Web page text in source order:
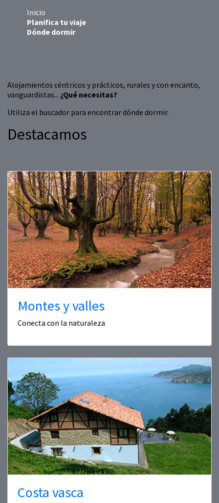
Inicio
Planifica tu viaje
Dónde dormir
Alojamientos céntricos y prácticos, rurales y con encanto,
vanguardistas... ¿Qué necesitas?
Utiliza el buscador para encontrar dónde dormir.
Destacamos
Montes y valles
Conecta con la naturaleza
Costa vasca